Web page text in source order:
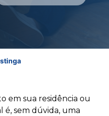
em sua residência ou
é, sem dúvida, uma